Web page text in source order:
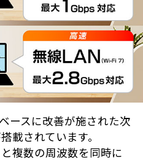
ースに改善が施された次
載されています。
複数の周波数を同時に